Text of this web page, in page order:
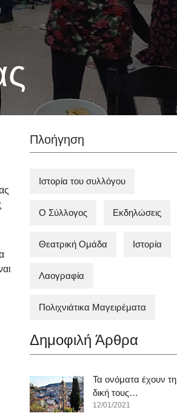
Πλοήγηση
Ιστορία του συλλόγου
Ο Σύλλογος Εκδηλώσεις
Θεατρική Ομάδα Ιστορία
Λαογραφία
Πολιχνιάτικα Mαγειρέματα
Δημοφιλή Άρθρα
Τα ονόματα έχουν τη
δική τους…
12/01/2021